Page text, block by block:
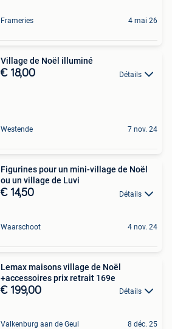
Frameries 4 mai 26
Village de Noël illuminé
€ 18,00 Détails
Westende 7 nov. 24
Figurines pour un mini-village de Noël
ou un village de Luvi
€ 14,50 Détails
Waarschoot 4 nov. 24
Lemax maisons village de Noël
+accessoires prix retrait 169e
€ 199,00 Détails
Valkenburg aan de Geul 8 déc. 25